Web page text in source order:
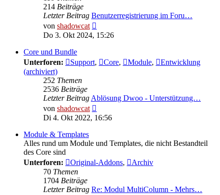
214 Beiträge
Letzter Beitrag Benutzerregistrierung im Foru…
von shadowcat
Beitrag
Do 3. Okt 2024, 15:26
Core und Bundle
Unterforen:
Support, Core, Module,
Entwicklung
(archiviert)
252 Themen
2536 Beiträge
Letzter BeitragAblösung Dwoo - Unterstützung…
von shadowcat
Beitrag
Di 4. Okt 2022, 16:56
Module & Templates
Alles rund um Module und Templates, die nicht Bestandteil
des Core sind
Unterforen:
Original-Addons,
Archiv
70 Themen
1704 Beiträge
Letzter Beitrag Re: Modul MultiColumn - Mehrs…